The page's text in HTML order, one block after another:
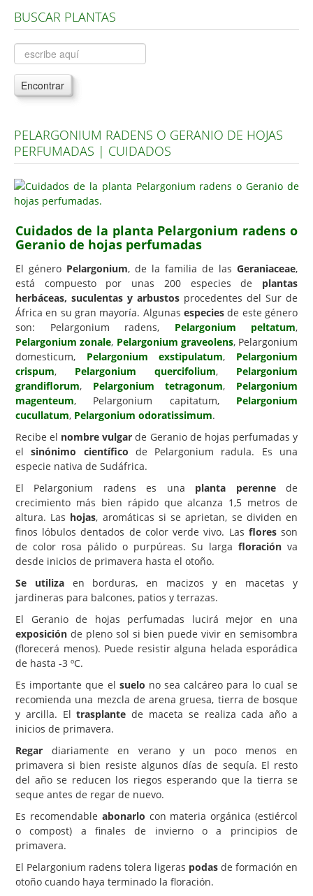
Árboles, Cicas y Palmeras de la G a la Z
Plantas Anuales y Perennes
Plantas Bulbosas y Acuáticas
Plantas de Interior
Plantas Aromáticas y de Huerto
Plantas Carnívoras y Orquídeas
Consejos
Hemisferio Sur
Enfermedades
Animales
Hongos
Carencias
Fotos
Flores y Plantas
Árboles y Palmeras
Arbustos y Trepadoras
Cactus y Suculentas
BUSCAR PLANTAS
Encontrar
PELARGONIUM RADENS O GERANIO DE HOJAS
PERFUMADAS | CUIDADOS
Cuidados de la planta Pelargonium radens o
Geranio de hojas perfumadas
El género Pelargonium, de la familia de las Geraniaceae,
está compuesto por unas 200 especies de plantas
herbáceas, suculentas y arbustos procedentes del Sur de
África en su gran mayoría. Algunas especies de este género
son: Pelargonium radens, Pelargonium peltatum,
Pelargonium zonale, Pelargonium graveolens, Pelargonium
domesticum, Pelargonium exstipulatum, Pelargonium
crispum, Pelargonium quercifolium, Pelargonium
grandiflorum, Pelargonium tetragonum, Pelargonium
magenteum, Pelargonium capitatum, Pelargonium
cucullatum, Pelargonium odoratissimum.
Recibe el nombre vulgar de Geranio de hojas perfumadas y
elsinónimo científico de Pelargonium radula. Es una
especie nativa de Sudáfrica.
El Pelargonium radens es una planta perennede
crecimiento más bien rápido que alcanza 1,5 metros de
altura. Las hojas, aromáticas si se aprietan, se dividen en
finos lóbulos dentados de color verde vivo. Las floresson
de color rosa pálido o purpúreas. Su larga floración va
desde inicios de primavera hasta el otoño.
Se utilizaen borduras, en macizos y en macetas y
jardineras para balcones, patios y terrazas.
El Geranio de hojas perfumadas lucirá mejor en una
exposición de pleno sol si bien puede vivir en semisombra
(florecerá menos). Puede resistir alguna helada esporádica
de hasta -3 ºC.
Es importante que el suelo no sea calcáreo para lo cual se
recomienda una mezcla de arena gruesa, tierra de bosque
y arcilla. Eltrasplante de maceta se realiza cada año a
inicios de primavera.
Regar diariamente en verano y un poco menos en
primavera si bien resiste algunos días de sequía. El resto
del año se reducen los riegos esperando que la tierra se
seque antes de regar de nuevo.
Es recomendable abonarlo con materia orgánica (estiércol
o compost) a finales de invierno o a principios de
primavera.
El Pelargonium radens tolera ligeras podas de formación en
otoño cuando haya terminado la floración.